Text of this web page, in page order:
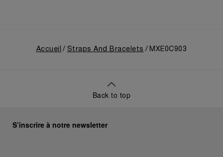
Accueil Straps And Bracelets MXE0C903
Back to top
S’inscrire à notre newsletter